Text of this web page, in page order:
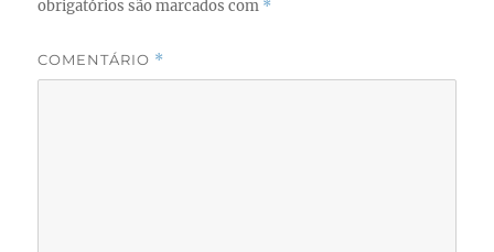
obrigatórios são marcados com *
COMENTÁRIO *